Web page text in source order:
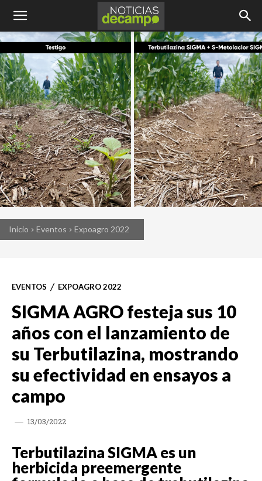
Inicio Eventos Expoagro 2022
EVENTOS EXPOAGRO 2022
SIGMA AGRO festeja sus 10
años con el lanzamiento de
su Terbutilazina, mostrando
su efectividad en ensayos a
campo
13/03/2022
Terbutilazina SIGMA es un
herbicida preemergente